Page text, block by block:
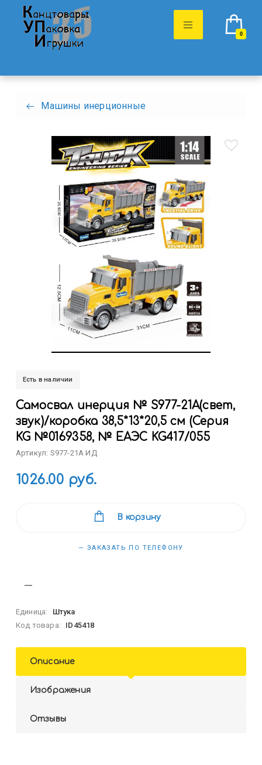
0
Машины инерционные
Есть в наличии
Самосвал инерция № S977-21A(свет,
звук)/коробка 38,5*13*20,5 см (Серия
KG №0169358, № ЕАЭС KG417/055
Артикул: S977-21A ИД
1026.00 руб.
В корзину
— ЗАКАЗАТЬ ПО ТЕЛЕФОНУ
Единица:
Штука
Код товара:
ID45418
Описание
Изображения
Отзывы